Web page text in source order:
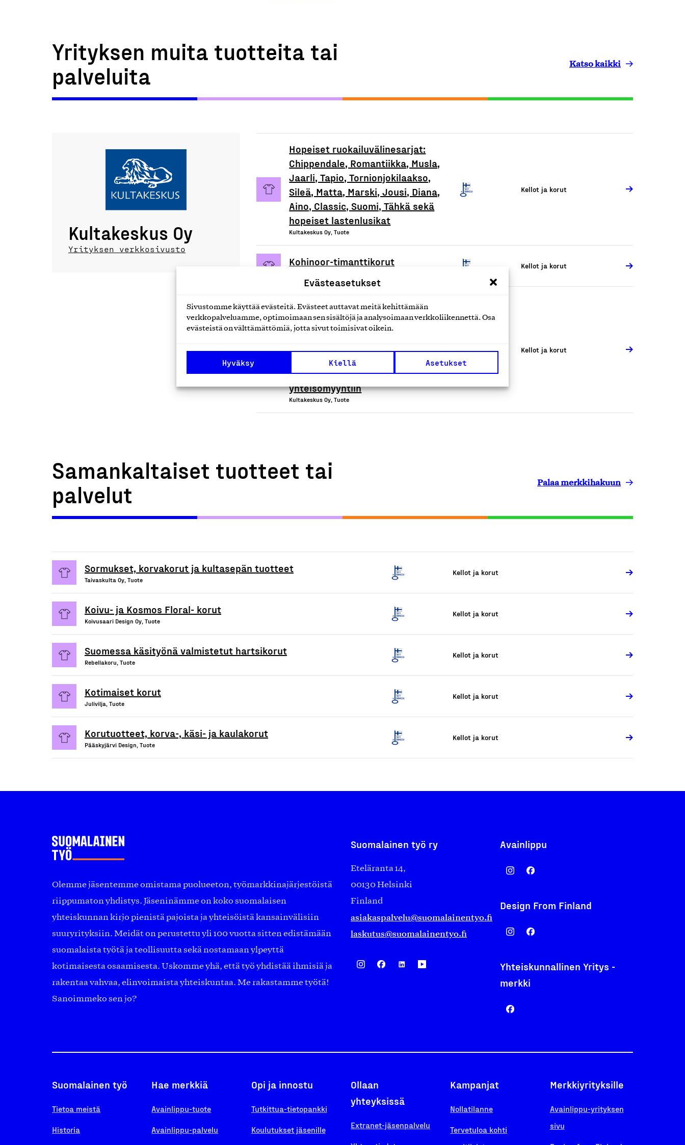
Evästeasetukset
Sivustomme käyttää evästeitä. Evästeet auttavat meitä kehittämään
verkkopalveluamme, optimoimaan sen sisältöjä ja analysoimaan verkkoliikennettä. Osa
evästeistä on välttämättömiä, jotta sivut toimisivat oikein.
Hyväksy Kiellä Asetukset
Yrityksen muita tuotteita tai
palveluita
Katso kaikki
Kultakeskus Oy
Yrityksen verkkosivusto
Hopeiset ruokailuvälinesarjat:
Chippendale, Romantiikka, Musla,
Jaarli, Tapio, Tornionjokilaakso,
Sileä, Matta, Marski, Jousi, Diana,
Aino, Classic, Suomi, Tähkä sekä
hopeiset lastenlusikat
Kultakeskus Oy, Tuote
Kellot ja korut
Kohinoor-timanttikorut Kellot ja korut
Kohinoor-timanttikorut,
Finnfeelings-hopeakorut, Design
Tapio Wirkkala -tuotteet,
lastentuotteet, Räätälöidyt
korusarjat ja tuotteet yritys- ja
yhteisömyyntiin
Kultakeskus Oy, Tuote
Kellot ja korut
Samankaltaiset tuotteet tai
palvelut
Palaa merkkihakuun
Sormukset, korvakorut ja kultasepän tuotteet
Taivaskulta Oy, Tuote
Kellot ja korut
Koivu- ja Kosmos Floral- korut
Koivusaari Design Oy, Tuote
Kellot ja korut
Suomessa käsityönä valmistetut hartsikorut
Rebellakoru, Tuote
Kellot ja korut
Kotimaiset korut
Julivilja, Tuote
Kellot ja korut
Korutuotteet, korva-, käsi- ja kaulakorut
Pääskyjärvi Design, Tuote
Kellot ja korut
Olemme jäsentemme omistama puolueeton, työmarkkinajärjestöistä
riippumaton yhdistys. Jäseninämme on koko suomalaisen
yhteiskunnan kirjo pienistä pajoista ja yhteisöistä kansainvälisiin
suuryrityksiin. Meidät on perustettu yli 100 vuotta sitten edistämään
suomalaista työtä ja teollisuutta sekä nostamaan ylpeyttä
kotimaisesta osaamisesta. Uskomme yhä, että työ yhdistää ihmisiä ja
rakentaa vahvaa, elinvoimaista yhteiskuntaa. Me rakastamme työtä!
Sanoimmeko sen jo?
Suomalainen työ ry
Eteläranta 14,
00130 Helsinki
Finland
asiakaspalvelu@suomalainentyo.fi
laskutus@suomalainentyo.fi
Avainlippu
Design From Finland
Yhteiskunnallinen Yritys -
merkki
Suomalainen työ
Tietoa meistä
Historia
Hae merkkiä
Avainlippu-tuote
Avainlippu-palvelu
Opi ja innostu
Tutkittua-tietopankki
Koulutukset jäsenille
Ollaan
yhteyksissä
Extranet-jäsenpalvelu
Kampanjat
Nollatilanne
Tervetuloa kohti
Merkkiyrityksille
Avainlippu-yrityksen
sivu